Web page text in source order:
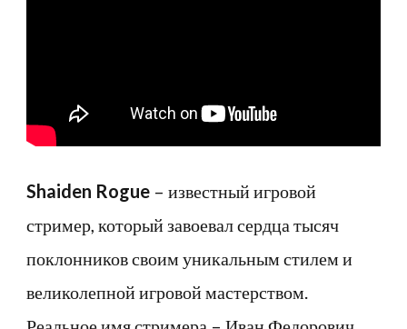
Shaiden Rogue – известный игровой
стример, который завоевал сердца тысяч
поклонников своим уникальным стилем и
великолепной игровой мастерством.